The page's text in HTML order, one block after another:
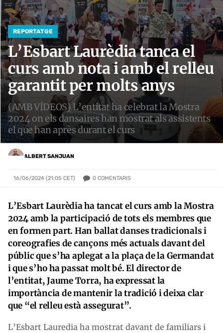
REPORTATGE
L’Esbart Laurèdia tanca el
curs amb nota i amb el relleu
garantit per molts anys
(AMB VÍDEOS) L’entitat ha celebrat la Mostra
2024 on els dansaires han mostrat als assistents
el que han après durant el curs
ALBERT SANJUAN
16/06/2024 (21:05 CET) 0 COMENTARIS
L’Esbart Laurèdia ha tancat el curs amb la Mostra
2024 amb la participació de tots els membres que
en formen part. Han ballat danses tradicionals i
coreografies de cançons més actuals davant del
públic que s’ha aplegat a la plaça de la Germandat
i que s’ho ha passat molt bé. El director de
l’entitat, Jaume Torra, ha expressat la
importància de mantenir la tradició i deixa clar
que “el relleu està assegurat”.
L’Esbart Lauredia ha mostrat davant de familiars i